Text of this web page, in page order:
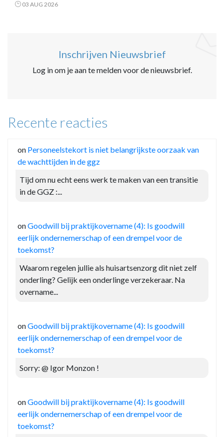
03 AUG 2026
Inschrijven Nieuwsbrief
Log in om je aan te melden voor de nieuwsbrief.
Recente reacties
on Personeelstekort is niet belangrijkste oorzaak van
de wachttijden in de ggz
Tijd om nu echt eens werk te maken van een transitie
in de GGZ :...
onGoodwill bij praktijkovername (4): Is goodwill
eerlijk ondernemerschap of een drempel voor de
toekomst?
Waarom regelen jullie als huisartsenzorg dit niet zelf
onderling? Gelijk een onderlinge verzekeraar. Na
overname...
onGoodwill bij praktijkovername (4): Is goodwill
eerlijk ondernemerschap of een drempel voor de
toekomst?
Sorry: @ Igor Monzon !
onGoodwill bij praktijkovername (4): Is goodwill
eerlijk ondernemerschap of een drempel voor de
toekomst?